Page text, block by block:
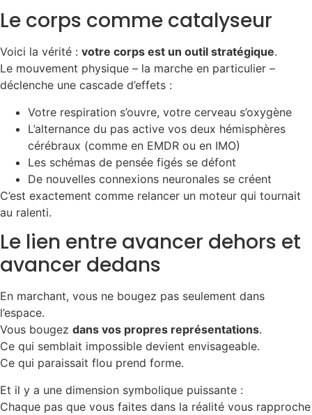
Le corps comme catalyseur
Voici la vérité : votre corps est un outil stratégique.
Le mouvement physique – la marche en particulier –
déclenche une cascade d’effets :
Votre respiration s’ouvre, votre cerveau s’oxygène
L’alternance du pas active vos deux hémisphères
cérébraux (comme en EMDR ou en IMO)
Les schémas de pensée figés se défont
De nouvelles connexions neuronales se créent
C’est exactement comme relancer un moteur qui tournait
au ralenti.
Le lien entre avancer dehors et
avancer dedans
En marchant, vous ne bougez pas seulement dans
l’espace.
Vous bougez dans vos propres représentations.
Ce qui semblait impossible devient envisageable.
Ce qui paraissait flou prend forme.
Et il y a une dimension symbolique puissante :
Chaque pas que vous faites dans la réalité vous rapproche